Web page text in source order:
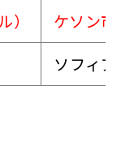
ケソン
ソフィ